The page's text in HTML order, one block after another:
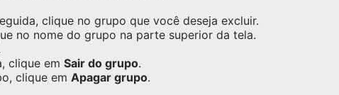
clique no grupo que você deseja excluir.
no nome do grupo na parte superior da tela.
clique em Sair do grupo.
clique em Apagar grupo.